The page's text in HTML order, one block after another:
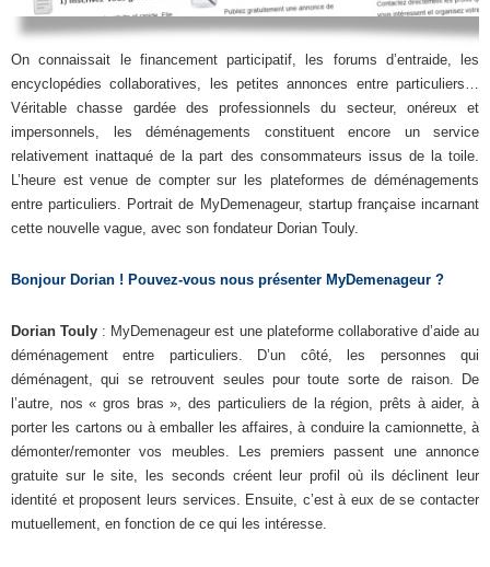
On connaissait le financement participatif, les forums d’entraide, les
encyclopédies collaboratives, les petites annonces entre particuliers…
Véritable chasse gardée des professionnels du secteur, onéreux et
impersonnels, les déménagements constituent encore un service
relativement inattaqué de la part des consommateurs issus de la toile.
L’heure est venue de compter sur les plateformes de déménagements
entre particuliers. Portrait de MyDemenageur, startup française incarnant
cette nouvelle vague, avec son fondateur Dorian Touly.
Bonjour Dorian ! Pouvez-vous nous présenter MyDemenageur ?
Dorian Touly : MyDemenageur est une plateforme collaborative d’aide au
déménagement entre particuliers. D’un côté, les personnes qui
déménagent, qui se retrouvent seules pour toute sorte de raison. De
l’autre, nos « gros bras », des particuliers de la région, prêts à aider, à
porter les cartons ou à emballer les affaires, à conduire la camionnette, à
démonter/remonter vos meubles. Les premiers passent une annonce
gratuite sur le site, les seconds créent leur profil où ils déclinent leur
identité et proposent leurs services. Ensuite, c’est à eux de se contacter
mutuellement, en fonction de ce qui les intéresse.